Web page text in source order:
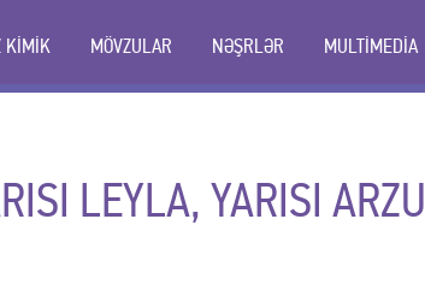
KİMİK MÖVZULAR NƏŞRLƏR MULTİMEDİA
LEYLA, YARISI ARZU